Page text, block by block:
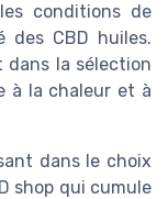
conditions de
des CBD huiles.
dans la sélection
à la chaleur et à
dans le choix
shop qui cumule